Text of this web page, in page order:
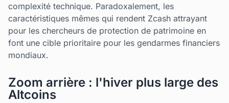
complexité technique. Paradoxalement, les
caractéristiques mêmes qui rendent Zcash attrayant
pour les chercheurs de protection de patrimoine en
font une cible prioritaire pour les gendarmes financiers
mondiaux.
Zoom arrière : l'hiver plus large des
Altcoins